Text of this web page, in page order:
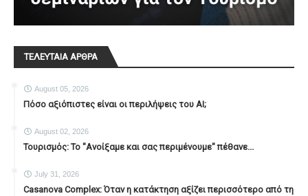
ΤΕΛΕΥΤΑΙΑ ΑΡΘΡΑ
August 05, 2026
Πόσο αξιόπιστες είναι οι περιλήψεις του ΑΙ;
August 02, 2026
Τουρισμός: Το "Ανοίξαμε και σας περιμένουμε" πέθανε...
July 31, 2026
Casanova Complex: Όταν η κατάκτηση αξίζει περισσότερο από τη